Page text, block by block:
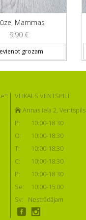
Mammas
9,90 €
grozam
VEIKALS VENTSPILĪ:
Annas iela 2, Ventspils
P:
10:00-18:30
O:
10:00-18:30
T:
10:00-18:30
C:
10:00-18:30
P:
10:00-18:30
Se:
10:00-15:00
Sv:
Nestrādājam